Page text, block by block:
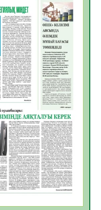
27
24
25
полиция
астам
қамтамасыз етті
37
ҰРПАҚ –
КЕҢЕЙТІЛГЕН
37
көшуге ең